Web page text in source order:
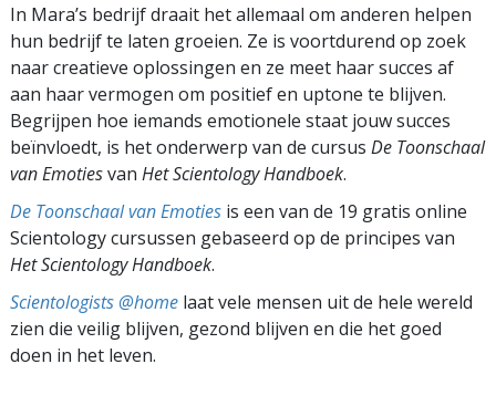
In Mara’s bedrijf draait het allemaal om anderen helpen
hun bedrijf te laten groeien. Ze is voortdurend op zoek
naar creatieve oplossingen en ze meet haar succes af
aan haar vermogen om positief en uptone te blijven.
Begrijpen hoe iemands emotionele staat jouw succes
beïnvloedt, is het onderwerp van de cursus De Toonschaal
van Emotiesvan Het Scientology Handboek.
De Toonschaal van Emoties is een van de 19 gratis online
Scientology cursussen gebaseerd op de principes van
Het Scientology Handboek.
Scientologists @home laat vele mensen uit de hele wereld
zien die veilig blijven, gezond blijven en die het goed
doen in het leven.